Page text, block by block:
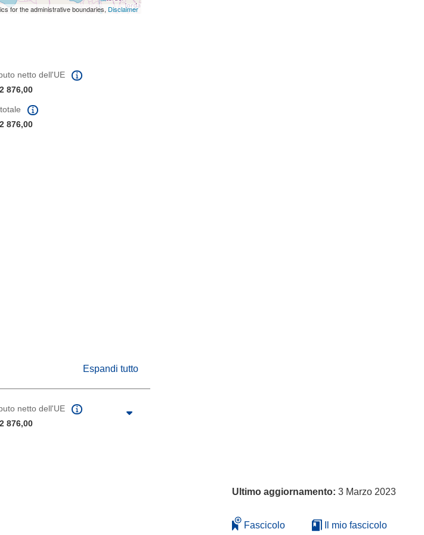
for the administrative boundaries, Disclaimer
netto dell'UE
876,00
876,00
Espandi tutto
netto dell'UE
876,00
Ultimo aggiornamento: 3 Marzo 2023
Fascicolo Il mio fascicolo